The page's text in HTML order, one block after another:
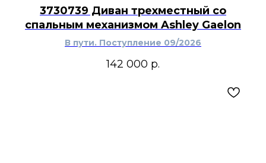
3730739 Диван трехместный со
спальным механизмом Ashley Gaelon
В пути. Поступление 09/2026
142 000 р.